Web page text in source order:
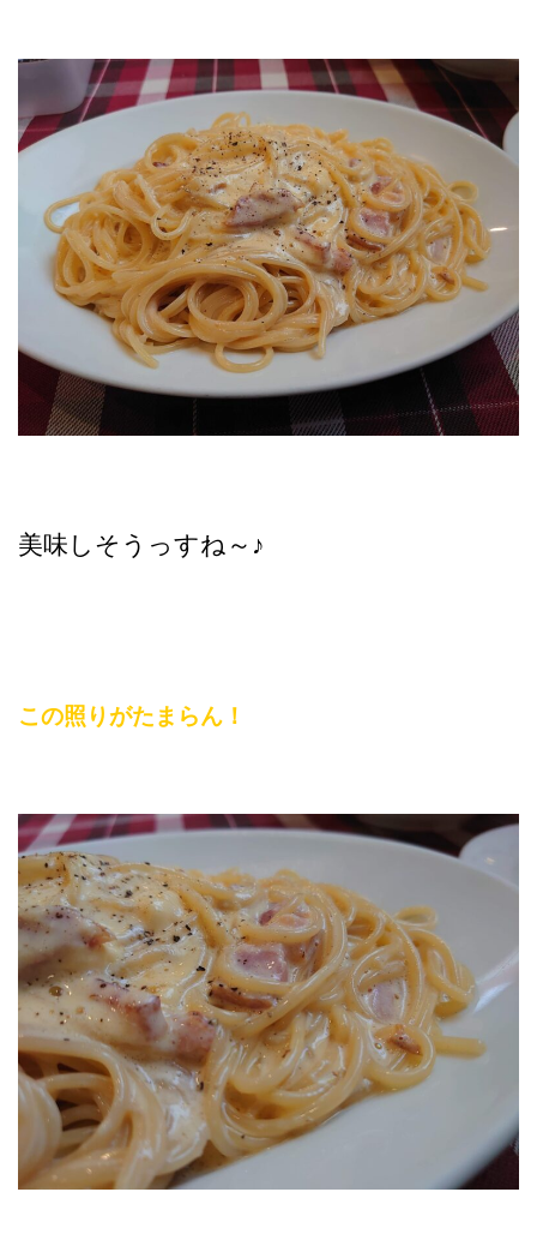
美味しそうっすね～♪
この照りがたまらん！